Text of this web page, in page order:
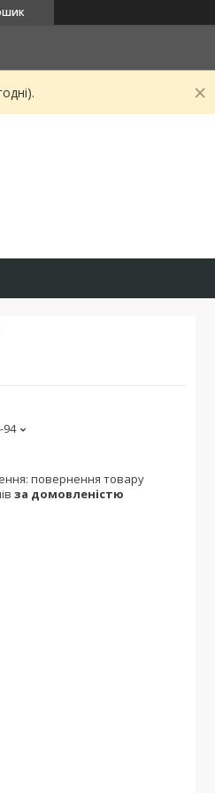
94
повернення товару
за домовленістю